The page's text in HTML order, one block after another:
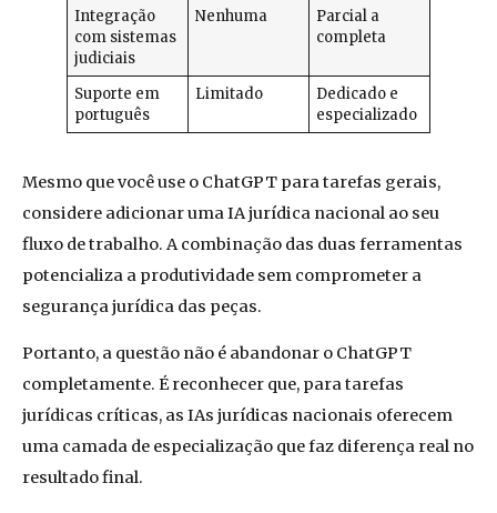
Integração
com sistemas
judiciais
Nenhuma
Parcial a
completa
Suporte em
português
Limitado
Dedicado e
especializado
Mesmo que você use o ChatGPT para tarefas gerais,
considere adicionar uma IA jurídica nacional ao seu
fluxo de trabalho. A combinação das duas ferramentas
potencializa a produtividade sem comprometer a
segurança jurídica das peças.
Portanto, a questão não é abandonar o ChatGPT
completamente. É reconhecer que, para tarefas
jurídicas críticas, as IAs jurídicas nacionais oferecem
uma camada de especialização que faz diferença real no
resultado final.